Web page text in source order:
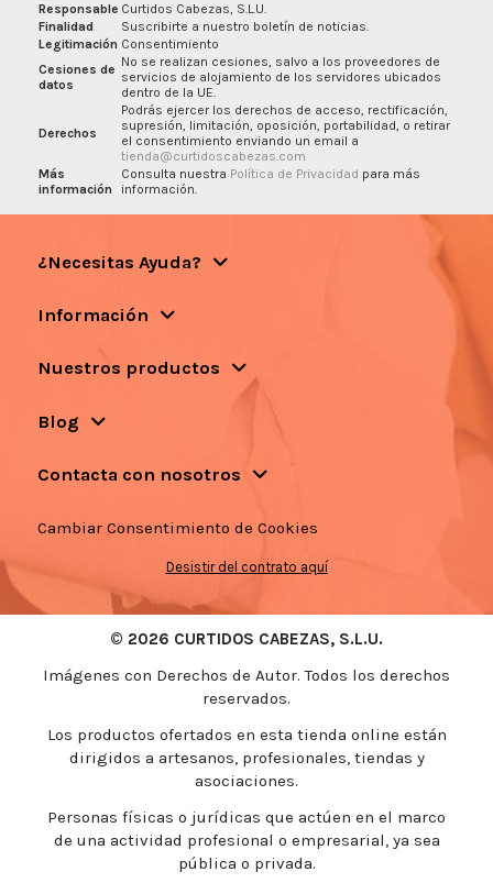
Responsable Curtidos Cabezas, S.L.U.
Finalidad
Suscribirte a nuestro boletín de noticias.
Legitimación Consentimiento
Cesiones de
datos
No se realizan cesiones, salvo a los proveedores de
servicios de alojamiento de los servidores ubicados
dentro de la UE.
Derechos
Podrás ejercer los derechos de acceso, rectificación,
supresión, limitación, oposición, portabilidad, o retirar
el consentimiento enviando un email a
tienda@curtidoscabezas.com
Más
información
Consulta nuestra Política de Privacidad para más
información.
¿Necesitas Ayuda?
Información
Nuestros productos
Blog
Contacta con nosotros
Cambiar Consentimiento de Cookies
Desistir del contrato aquí
© 2026 CURTIDOS CABEZAS, S.L.U.
Imágenes con Derechos de Autor. Todos los derechos
reservados.
Los productos ofertados en esta tienda online están
dirigidos a artesanos, profesionales, tiendas y
asociaciones.
Personas físicas o jurídicas que actúen en el marco
de una actividad profesional o empresarial, ya sea
pública o privada.